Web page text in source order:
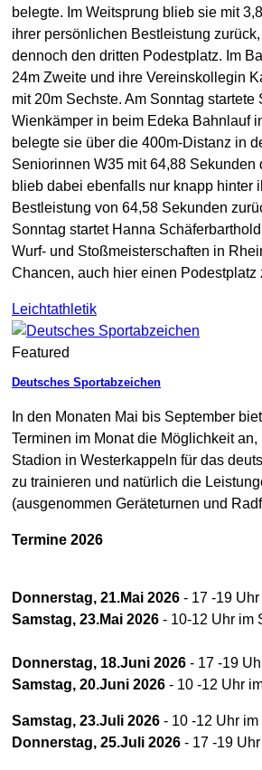
belegte. Im Weitsprung blieb sie mit
ihrer persönlichen Bestleistung
dennoch den dritten Podestplatz. Im
24m Zweite und ihre Vereinskollegin
mit 20m Sechste. Am Sonntag startete
Wienkämper in beim Edeka Bahnlauf
belegte sie über die 400m-Distanz in
Seniorinnen W35 mit 64,88 Sekunden
blieb dabei ebenfalls nur knapp hinter
Bestleistung von 64,58 Sekunden
Sonntag startet Hanna
Wurf- und Stoßmeisterschaften in
Chancen, auch hier einen Podestplatz
Leichtathletik
Featured
Deutsches Sportabzeichen
In den Monaten Mai bis September
Terminen im Monat die Möglichkeit an,
Stadion in Westerkappeln für das
zu trainieren und natürlich die
(ausgenommen Geräteturnen und
Termine 2026
Donnerstag, 21.Mai 2026 - 17 -19
Samstag, 23.Mai 2026 - 10-12 Uhr im
Donnerstag, 18.Juni 2026 - 17 -19
Samstag, 20.Juni 2026 - 10 -12 Uhr
Samstag, 23.Juli 2026 - 10 -12 Uhr im
Donnerstag, 25.Juli 2026 - 17 -19